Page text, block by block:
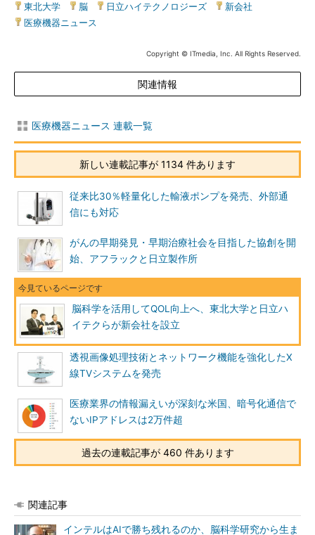
東北大学 脳 日立ハイテクノロジーズ 新会社
医療機器ニュース
Copyright © ITmedia, Inc. All Rights Reserved.
関連情報
医療機器ニュース 連載一覧
新しい連載記事が 1134 件あります
従来比30％軽量化した輸液ポンプを発売、外部通
信にも対応
がんの早期発見・早期治療社会を目指した協創を開
始、アフラックと日立製作所
脳科学を活用してQOL向上へ、東北大学と日立ハ
イテクらが新会社を設立
透視画像処理技術とネットワーク機能を強化したX
線TVシステムを発売
医療業界の情報漏えいが深刻な米国、暗号化通信で
ないIPアドレスは2万件超
過去の連載記事が 460 件あります
関連記事
インテルはAIで勝ち残れるのか、脳科学研究から生ま